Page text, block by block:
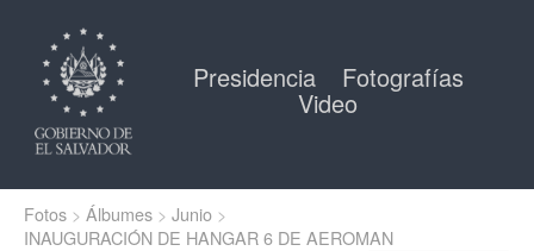
Presidencia Fotografías
Video
Fotos Álbumes
Junio
INAUGURACIÓN DE HANGAR 6 DE AEROMAN